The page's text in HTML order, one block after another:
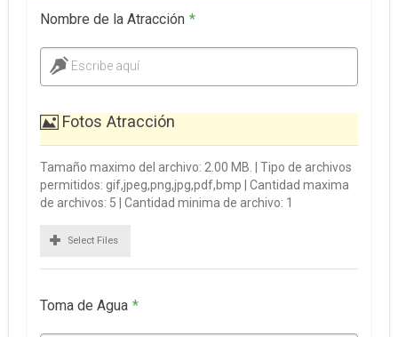
Nombre de la Atracción *
Escribe aquí
Fotos Atracción
Tamaño maximo del archivo: 2.00 MB. | Tipo de archivos
permitidos: gif,jpeg,png,jpg,pdf,bmp | Cantidad maxima
de archivos: 5 | Cantidad minima de archivo: 1
Select Files
Toma de Agua *